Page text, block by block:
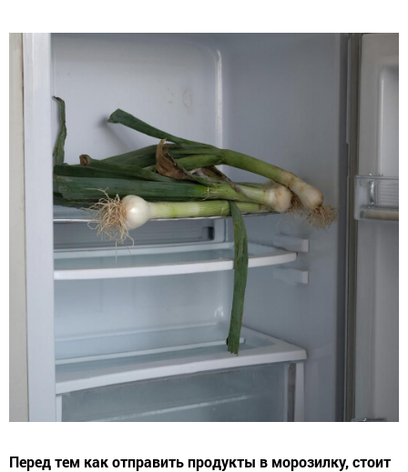
Перед тем как отправить продукты в морозилку, стоит